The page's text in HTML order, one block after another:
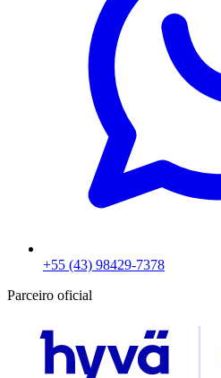
+55 (43) 98429-7378
Parceiro oficial